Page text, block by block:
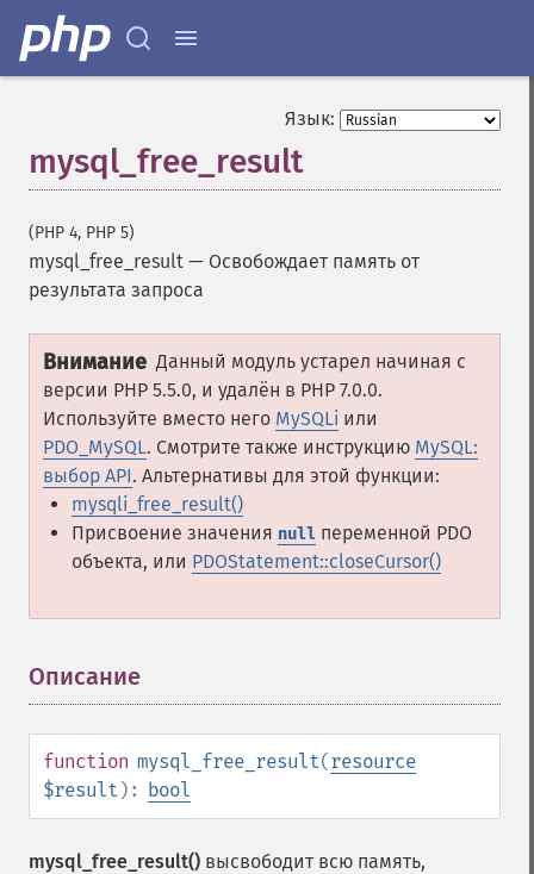
Язык:
mysql_free_result
(PHP 4, PHP 5)
mysql_free_result — Освобождает память от
результата запроса
Внимание Данный модуль устарел начиная с
версии PHP 5.5.0, и удалён в PHP 7.0.0.
Используйте вместо него MySQLi или
PDO_MySQL. Смотрите также инструкцию MySQL:
выбор API. Альтернативы для этой функции:
mysqli_free_result()
Присвоение значения null переменной PDO
объекта, или PDOStatement::closeCursor()
Описание
function mysql_free_result(resource
$result ): bool
mysql_free_result() высвободит всю память,